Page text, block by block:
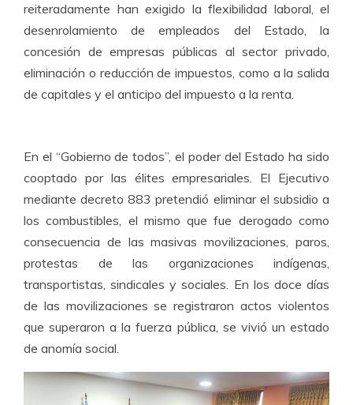
reiteradamente han exigido la flexibilidad laboral, el
desenrolamiento de empleados del Estado, la
concesión de empresas públicas al sector privado,
eliminación o reducción de impuestos, como a la salida
de capitales y el anticipo del impuesto a la renta.
En el “Gobierno de todos”, el poder del Estado ha sido
cooptado por las élites empresariales. El Ejecutivo
mediante decreto 883 pretendió eliminar el subsidio a
los combustibles, el mismo que fue derogado como
consecuencia de las masivas movilizaciones, paros,
protestas de las organizaciones indígenas,
transportistas, sindicales y sociales. En los doce días
de las movilizaciones se registraron actos violentos
que superaron a la fuerza pública, se vivió un estado
de anomía social.